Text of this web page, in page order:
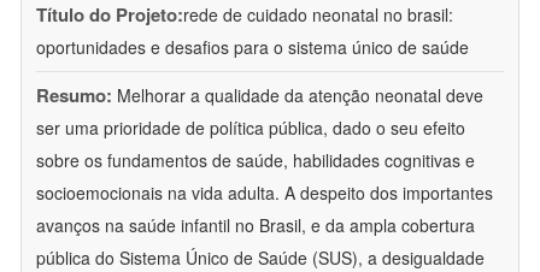
Título do Projeto:rede de cuidado neonatal no brasil:
oportunidades e desafios para o sistema único de saúde
Resumo: Melhorar a qualidade da atenção neonatal deve
ser uma prioridade de política pública, dado o seu efeito
sobre os fundamentos de saúde, habilidades cognitivas e
socioemocionais na vida adulta. A despeito dos importantes
avanços na saúde infantil no Brasil, e da ampla cobertura
pública do Sistema Único de Saúde (SUS), a desigualdade